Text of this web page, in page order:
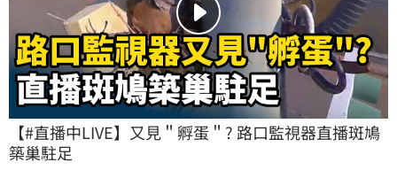
【#直播中LIVE】又見＂孵蛋＂? 路口監視器直播斑鳩
築巢駐足